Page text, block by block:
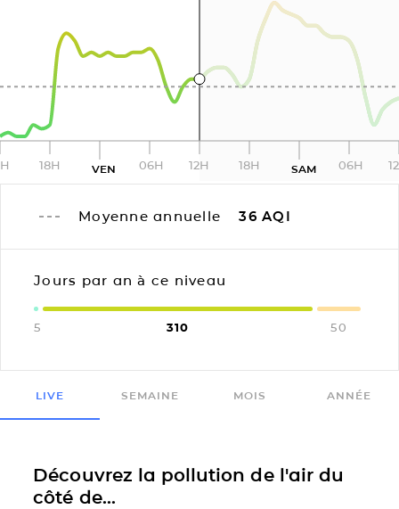
18H VEN 06H 12H 18H SAM 06H
Moyenne annuelle 36 AQI
Jours par an à ce niveau
5 310 50
LIVE SEMAINE MOIS ANNÉE
Découvrez la pollution de l'air du
côté de...